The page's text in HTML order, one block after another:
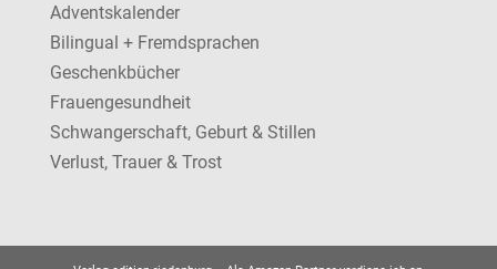
Adventskalender
Bilingual + Fremdsprachen
Geschenkbücher
Frauengesundheit
Schwangerschaft, Geburt & Stillen
Verlust, Trauer & Trost